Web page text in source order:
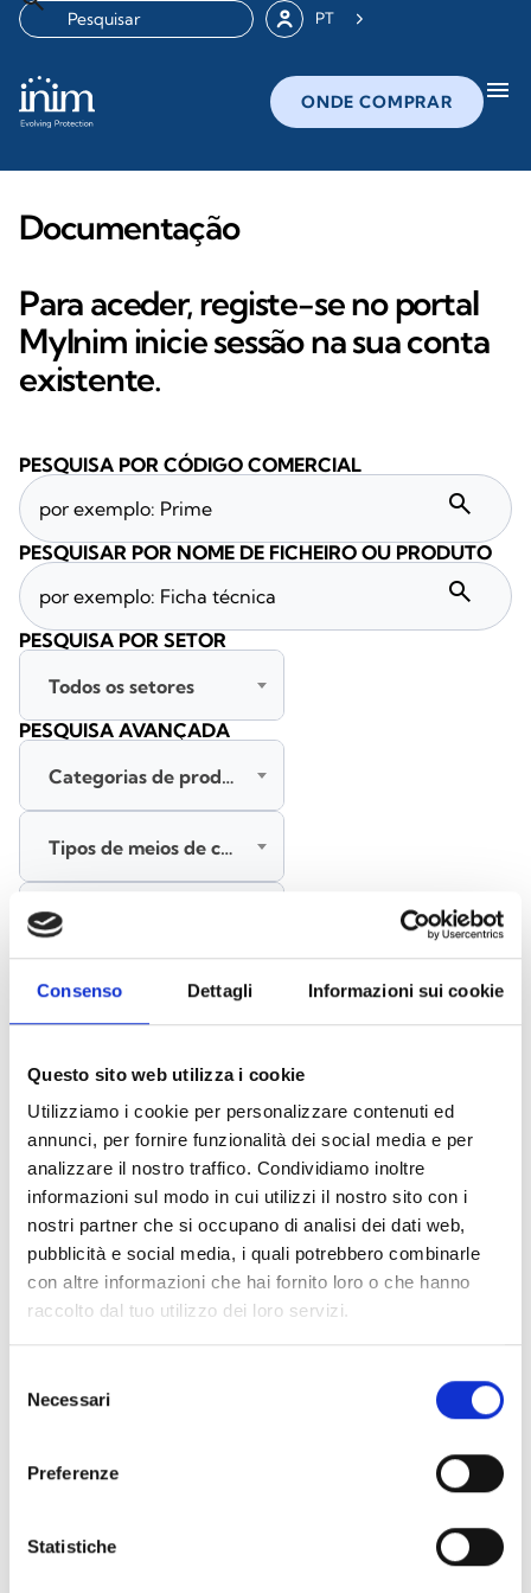
Consenso Dettagli Informazioni sui cookie
Questo sito web utilizza i cookie
Utilizziamo i cookie per personalizzare contenuti ed
annunci, per fornire funzionalità dei social media e per
analizzare il nostro traffico. Condividiamo inoltre
informazioni sul modo in cui utilizzi il nostro sito con i
nostri partner che si occupano di analisi dei dati web,
pubblicità e social media, i quali potrebbero combinarle
con altre informazioni che hai fornito loro o che hanno
raccolto dal tuo utilizzo dei loro servizi.
delNecessari
Preferenze
Statistiche
PT
ONDE COMPRAR menu
Documentação
Para aceder, registe-se no portal
MyInim inicie sessão na sua conta
existente.
Acessórios bases EB00 - Materiais(47)
Acessórios detetores Enea
Acessórios Senseware
Acessórios da Série Industrial
Documentos(6992)
Selecionar tudo
Inicie sessão antes de descarregar os conteúdos
através do íconelock
PESQUISA POR CÓDIGO COMERCIAL
search
PESQUISAR POR NOME DE FICHEIRO OU PRODUTO
search
PESQUISA POR SETOR
Todos os setores
PESQUISA AVANÇADA
Categorias de produtos
Tipos de meios de comunicação
Todas as línguas
LIMPAR FILTROS